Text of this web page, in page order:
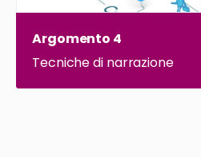
Argomento 4
Tecniche di narrazione